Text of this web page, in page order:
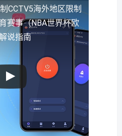
CCTV5海外地区限制
赛事（NBA世界杯欧
说指南